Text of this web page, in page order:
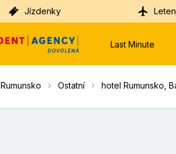
Jízdenky
Last Minute
Rumunsko Ostatní hotel Rumunsko,